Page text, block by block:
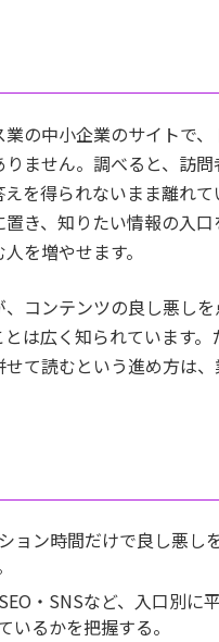
の中小企業のサイトで
せん。調べると、訪問
を得られないまま離れ
き、知りたい情報の入
を増やせます。
コンテンツの良し悪し
は広く知られています
て読むという進め方は
ョン時間だけで良し悪し
・SNSなど、入口別
いるかを把握する。